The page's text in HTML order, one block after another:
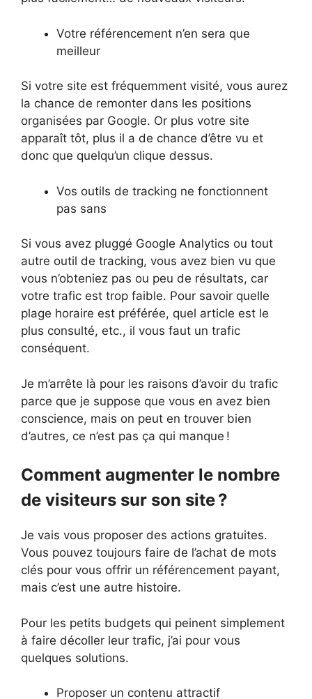
Votre référencement n’en sera que
meilleur
Si votre site est fréquemment visité, vous aurez
la chance de remonter dans les positions
organisées par Google. Or plus votre site
apparaît tôt, plus il a de chance d’être vu et
donc que quelqu’un clique dessus.
Vos outils de tracking ne fonctionnent
pas sans
Si vous avez pluggé Google Analytics ou tout
autre outil de tracking, vous avez bien vu que
vous n’obteniez pas ou peu de résultats, car
votre trafic est trop faible. Pour savoir quelle
plage horaire est préférée, quel article est le
plus consulté, etc., il vous faut un trafic
conséquent.
Je m’arrête là pour les raisons d’avoir du trafic
parce que je suppose que vous en avez bien
conscience, mais on peut en trouver bien
d’autres, ce n’est pas ça qui manque !
Comment augmenter le nombre
de visiteurs sur son site ?
Je vais vous proposer des actions gratuites.
Vous pouvez toujours faire de l’achat de mots
clés pour vous offrir un référencement payant,
mais c’est une autre histoire.
Pour les petits budgets qui peinent simplement
à faire décoller leur trafic, j’ai pour vous
quelques solutions.
Proposer un contenu attractif